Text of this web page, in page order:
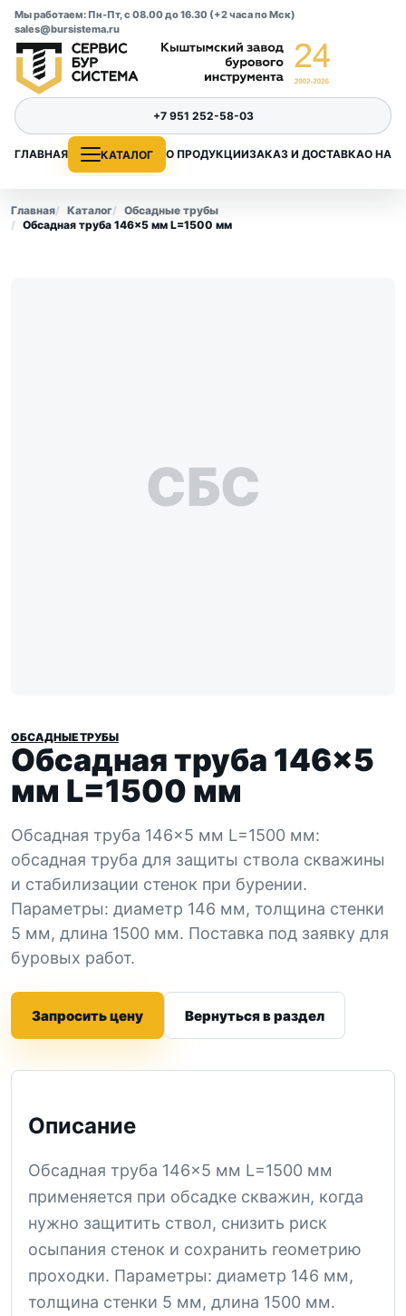
Мы работаем: Пн-Пт, с 08.00 до 16.30 (+2 часа по Мск)
sales@bursistema.ru
ГЛАВНАЯ КАТАЛОГ О ПРОДУКЦИИЗАКАЗ И ДОСТАВКАО НАС
+7 951 252-58-03
Главная Каталог
Обсадные трубы
Обсадная труба 146×5 мм L=1500 мм
СБС
ОБСАДНЫЕ ТРУБЫ
Обсадная труба 146×5
мм L=1500 мм
Обсадная труба 146×5 мм L=1500 мм:
обсадная труба для защиты ствола скважины
и стабилизации стенок при бурении.
Параметры: диаметр 146 мм, толщина стенки
5 мм, длина 1500 мм. Поставка под заявку для
буровых работ.
Запросить цену Вернуться в раздел
Описание
Обсадная труба 146×5 мм L=1500 мм
применяется при обсадке скважин, когда
нужно защитить ствол, снизить риск
осыпания стенок и сохранить геометрию
проходки. Параметры: диаметр 146 мм,
толщина стенки 5 мм, длина 1500 мм.